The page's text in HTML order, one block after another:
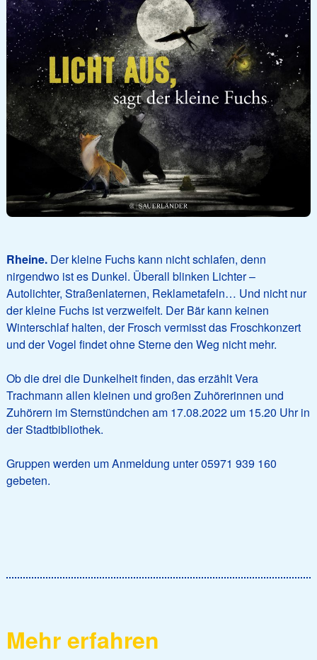
Rheine.Der kleine Fuchs kann nicht schlafen, denn
nirgendwo ist es Dunkel. Überall blinken Lichter –
Autolichter, Straßenlaternen, Reklametafeln… Und nicht nur
der kleine Fuchs ist verzweifelt. Der Bär kann keinen
Winterschlaf halten, der Frosch vermisst das Froschkonzert
und der Vogel findet ohne Sterne den Weg nicht mehr.
Ob die drei die Dunkelheit finden, das erzählt Vera
Trachmann allen kleinen und großen Zuhörerinnen und
Zuhörern im Sternstündchen am 17.08.2022 um 15.20 Uhr in
der Stadtbibliothek.
Gruppen werden um Anmeldung unter 05971 939 160
gebeten.
Mehr erfahren